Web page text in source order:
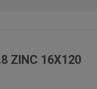
ZINC 16X120